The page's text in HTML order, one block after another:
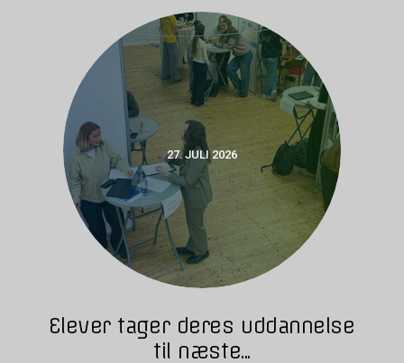
27. JULI 2026
Elever tager deres uddannelse
til næste...